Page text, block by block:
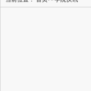
马克思主义学院